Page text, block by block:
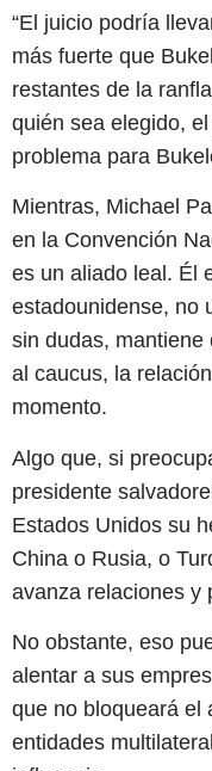
“El juicio podría
más fuerte que
restantes de la
quién sea elegido,
problema para
Mientras, Michael
en la Convención
es un aliado leal. Él
estadounidense, no
sin dudas,
al caucus, la
momento.
Algo que, si
presidente
Estados Unidos su
China o Rusia, o
avanza relaciones y
No obstante, eso
alentar a sus
que no bloqueará el
entidades